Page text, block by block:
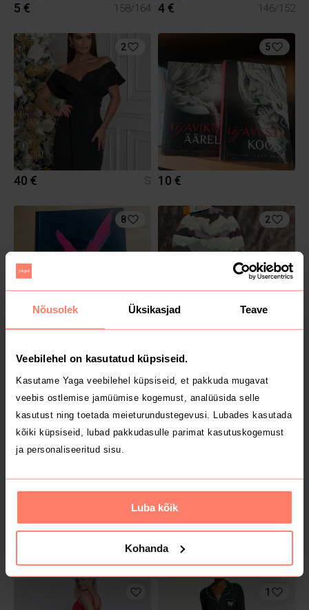
Nõusolek Üksikasjad Teave
Veebilehel on kasutatud küpsiseid.
Kasutame Yaga veebilehel küpsiseid, et pakkuda mugavat
veebis ostlemise jamüümise kogemust, analüüsida selle
kasutust ning toetada meieturundustegevusi. Lubades kasutada
kõiki küpsiseid, lubad pakkudasulle parimat kasutuskogemust
ja personaliseeritud sisu.
Luba kõik
Kohanda
5 € 158/164 4 € 146/152
2
40 € S
5
10 €
8
7 €
2
30 €
MÜÜDUD
Luminescence
1